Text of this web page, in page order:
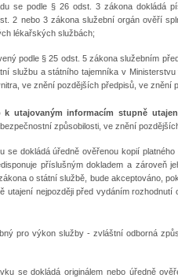
se podle § 26 odst. 3 zákona dokládá
2 nebo 3 zákona služební orgán ověří
lékařských službách;
podle § 25 odst. 5 zákona služebním
službu a státního tajemníka v
ve znění pozdějších předpisů, ve znění
utajovaným informacím stupně
způsobilosti, ve znění
se dokládá úředně ověřenou kopií
příslušným dokladem a zároveň
o státní službě, bude akceptováno,
utajení nejpozději před vydáním
pro výkon služby - zvláštní odborná
se dokládá originálem nebo úředně